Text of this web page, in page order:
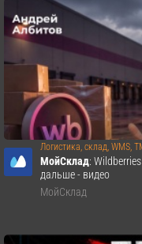
Логистика, склад, WMS,
МойСклад:
дальше - видео
МойСклад